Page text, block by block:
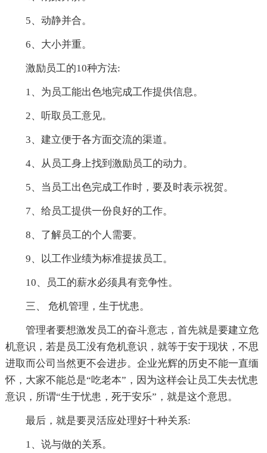
5、动静并合。
6、大小并重。
激励员工的10种方法:
1、为员工能出色地完成工作提供信息。
2、听取员工意见。
3、建立便于各方面交流的渠道。
4、从员工身上找到激励员工的动力。
5、当员工出色完成工作时，要及时表示祝贺。
7、给员工提供一份良好的工作。
8、了解员工的个人需要。
9、以工作业绩为标准提拔员工。
10、员工的薪水必须具有竞争性。
三、 危机管理，生于忧患。
管理者要想激发员工的奋斗意志，首先就是要建立危
机意识，若是员工没有危机意识，就等于安于现状，不思
进取而公司当然更不会进步。企业光辉的历史不能一直缅
怀，大家不能总是“吃老本”，因为这样会让员工失去忧患
意识，所谓“生于忧患，死于安乐”，就是这个意思。
最后，就是要灵活应处理好十种关系:
1、说与做的关系。